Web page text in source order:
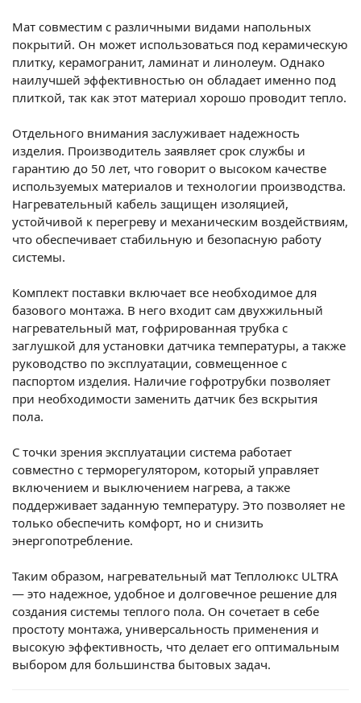
Мат совместим с различными видами напольных
покрытий. Он может использоваться под керамическую
плитку, керамогранит, ламинат и линолеум. Однако
наилучшей эффективностью он обладает именно под
плиткой, так как этот материал хорошо проводит тепло.
Отдельного внимания заслуживает надежность
изделия. Производитель заявляет срок службы и
гарантию до 50 лет, что говорит о высоком качестве
используемых материалов и технологии производства.
Нагревательный кабель защищен изоляцией,
устойчивой к перегреву и механическим воздействиям,
что обеспечивает стабильную и безопасную работу
системы.
Комплект поставки включает все необходимое для
базового монтажа. В него входит сам двухжильный
нагревательный мат, гофрированная трубка с
заглушкой для установки датчика температуры, а также
руководство по эксплуатации, совмещенное с
паспортом изделия. Наличие гофротрубки позволяет
при необходимости заменить датчик без вскрытия
пола.
С точки зрения эксплуатации система работает
совместно с терморегулятором, который управляет
включением и выключением нагрева, а также
поддерживает заданную температуру. Это позволяет не
только обеспечить комфорт, но и снизить
энергопотребление.
Таким образом, нагревательный мат Теплолюкс ULTRA
— это надежное, удобное и долговечное решение для
создания системы теплого пола. Он сочетает в себе
простоту монтажа, универсальность применения и
высокую эффективность, что делает его оптимальным
выбором для большинства бытовых задач.